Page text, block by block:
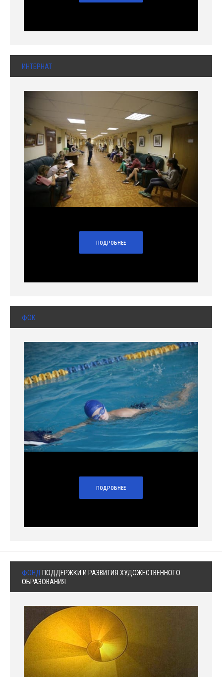
ИНТЕРНАТ
ПОДРОБНЕЕ
ФОК
ПОДРОБНЕЕ
ФОНД ПОДДЕРЖКИ И РАЗВИТИЯ ХУДОЖЕСТВЕННОГО
ОБРАЗОВАНИЯ